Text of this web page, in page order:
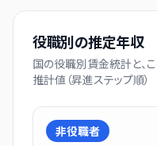
役職別の推定年収
国の役職別賃金統計と、
推計値（昇進ステップ順）
非役職者